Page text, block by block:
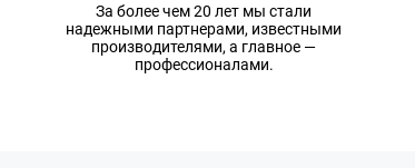
За более чем 20 лет мы стали
надежными партнерами, известными
производителями, а главное —
профессионалами.